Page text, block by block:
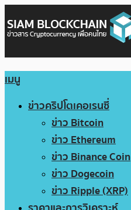
เมนู
ข่าวคริปโตเคอเรนซี่
ข่าว Bitcoin
ข่าว Ethereum
ข่าว Binance Coin
ข่าว Dogecoin
ข่าว Ripple (XRP)